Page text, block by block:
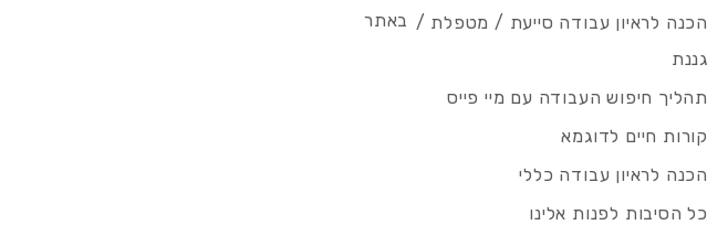
הכנה לראיון עבודה סייעת / מטפלת /
גננת
תהליך חיפוש העבודה עם מיי פייס
קורות חיים לדוגמא
הכנה לראיון עבודה כללי
כל הסיבות לפנות אלינו
באתר